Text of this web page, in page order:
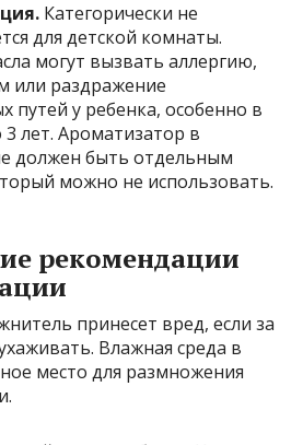
Категорически не
для детской комнаты.
могут вызвать аллергию,
или раздражение
путей у ребенка, особенно в
3 лет. Ароматизатор в
должен быть отдельным
можно не использовать.
рекомендации
принесет вред, если за
Влажная среда в
место для размножения